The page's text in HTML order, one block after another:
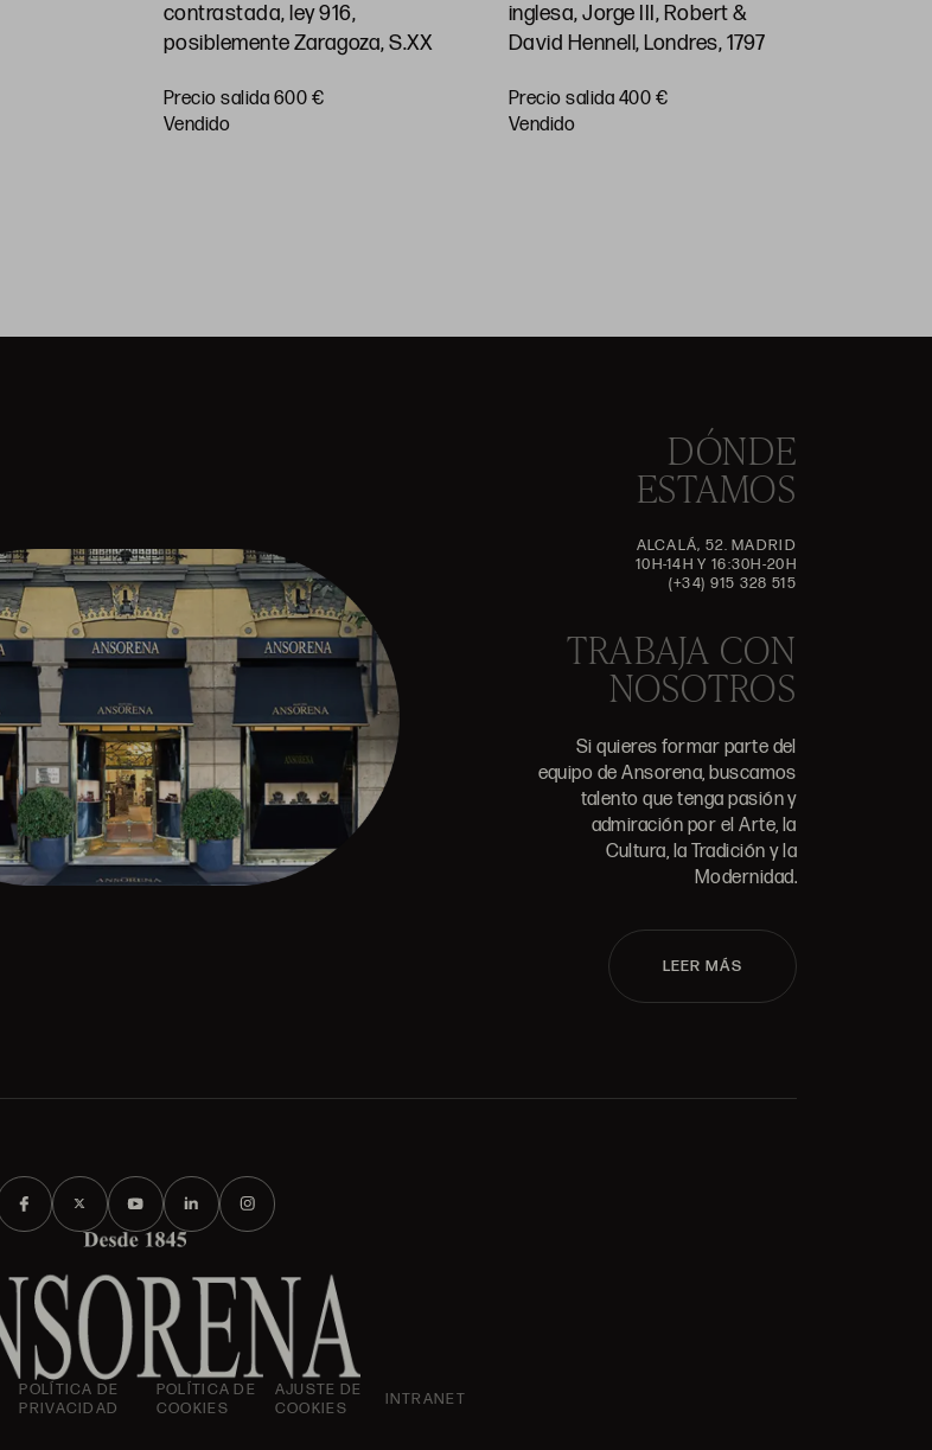
contrastada, ley 916,
posiblemente Zaragoza, S.XX
Precio salida 600 €
vendido
inglesa, Jorge III, Robert &
David Hennell, Londres, 1797
Precio salida 400 €
vendido
DÓNDE
ESTAMOS
ALCALÁ, 52. MADRID
10H-14H Y 16:30H-20H
(+34) 915 328 515
TRABAJA CON
NOSOTROS
Si quieres formar parte del
equipo de Ansorena, buscamos
talento que tenga pasión y
admiración por el Arte, la
Cultura, la Tradición y la
Modernidad.
LEER MÁS
POLÍTICA DE
PRIVACIDAD
POLÍTICA DE
COOKIES
AJUSTE DE
COOKIES
INTRANET